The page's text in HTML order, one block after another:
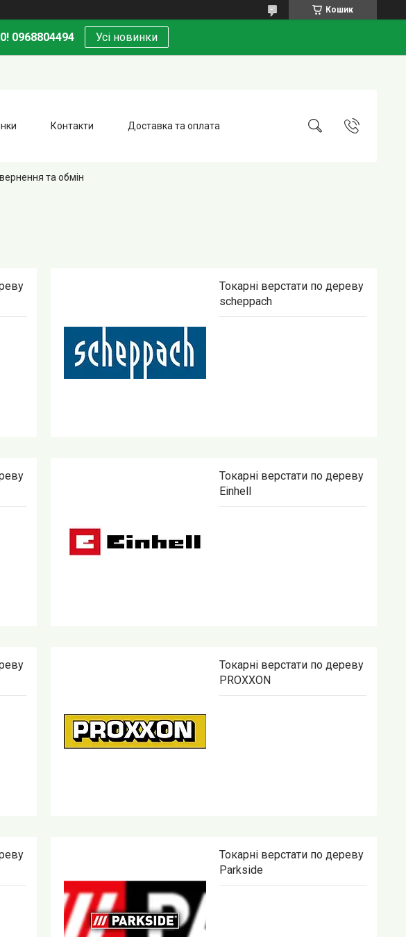
Кошик
0968804494 Усі новинки
Контакти Доставка та оплата
та обмін
Токарні верстати по дереву
scheppach
Токарні верстати по дереву
Einhell
Токарні верстати по дереву
PROXXON
Токарні верстати по дереву
Parkside